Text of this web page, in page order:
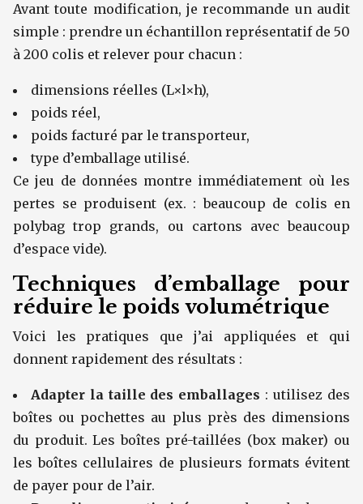
Avant toute modification, je recommande un audit
simple : prendre un échantillon représentatif de 50
à 200 colis et relever pour chacun :
dimensions réelles (L×l×h),
poids réel,
poids facturé par le transporteur,
type d’emballage utilisé.
Ce jeu de données montre immédiatement où les
pertes se produisent (ex. : beaucoup de colis en
polybag trop grands, ou cartons avec beaucoup
d’espace vide).
Techniques d’emballage pour
réduire le poids volumétrique
Voici les pratiques que j’ai appliquées et qui
donnent rapidement des résultats :
Adapter la taille des emballages : utilisez des
boîtes ou pochettes au plus près des dimensions
du produit. Les boîtes pré-taillées (box maker) ou
les boîtes cellulaires de plusieurs formats évitent
de payer pour de l’air.